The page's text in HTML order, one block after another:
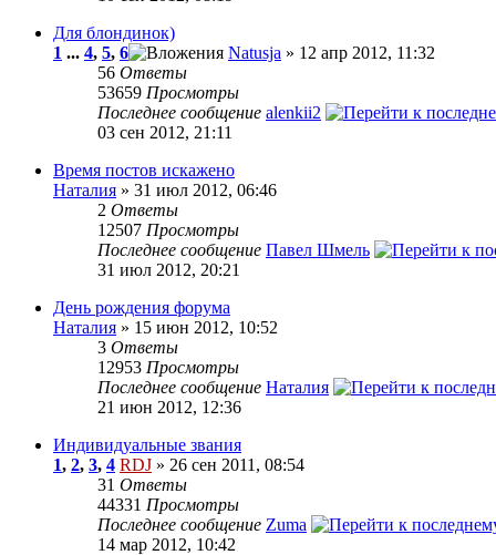
Для блондинок)
1 ... 4, 5, 6 Natusja » 12 апр 2012, 11:32
56 Ответы
53659 Просмотры
Последнее сообщение alenkii2
03 сен 2012, 21:11
Время постов искажено
Наталия » 31 июл 2012, 06:46
2 Ответы
12507 Просмотры
Последнее сообщение Павел Шмель
31 июл 2012, 20:21
День рождения форума
Наталия » 15 июн 2012, 10:52
3 Ответы
12953 Просмотры
Последнее сообщение Наталия
21 июн 2012, 12:36
Индивидуальные звания
1, 2, 3, 4 RDJ » 26 сен 2011, 08:54
31 Ответы
44331 Просмотры
Последнее сообщение Zuma
14 мар 2012, 10:42